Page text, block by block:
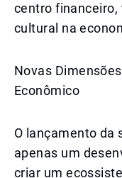
centro financeiro,
cultural na
Novas
Econômico
O lançamento da
apenas um
criar um